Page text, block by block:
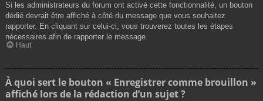
Si les administrateurs du forum ont activé cette fonctionnalité, un bouton
dédié devrait être affiché à côté du message que vous souhaitez
rapporter. En cliquant sur celui-ci, vous trouverez toutes les étapes
nécessaires afin de rapporter le message.
Haut
À quoi sert le bouton « Enregistrer comme brouillon »
affiché lors de la rédaction d’un sujet ?